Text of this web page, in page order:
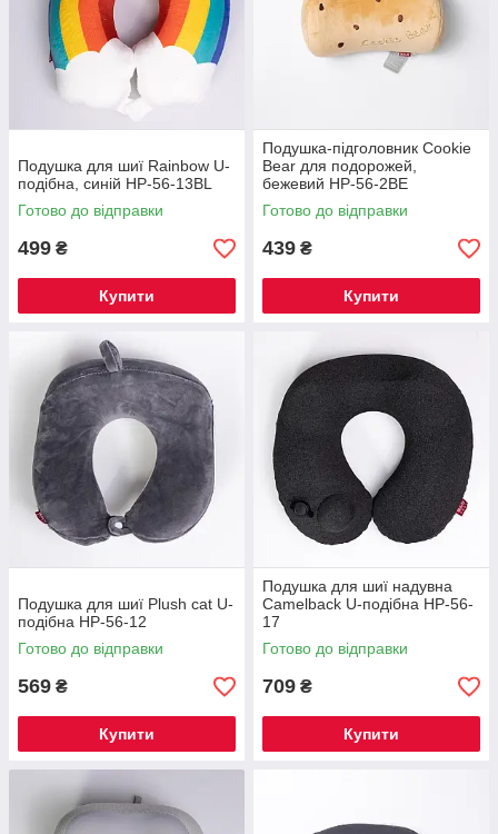
Подушка для шиї Rainbow U-
подібна, синій HP-56-13BL
Готово до відправки
499 ₴
Купити
Подушка-підголовник Cookie
Bear для подорожей,
бежевий HP-56-2BE
Готово до відправки
439 ₴
Купити
Подушка для шиї Plush cat U-
подібна HP-56-12
Готово до відправки
569 ₴
Купити
Подушка для шиї надувна
Camelback U-подібна HP-56-
17
Готово до відправки
709 ₴
Купити